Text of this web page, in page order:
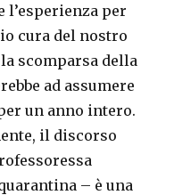
l’esperienza per
cura del nostro
scomparsa della
ad assumere
un anno intero.
il discorso
– è una